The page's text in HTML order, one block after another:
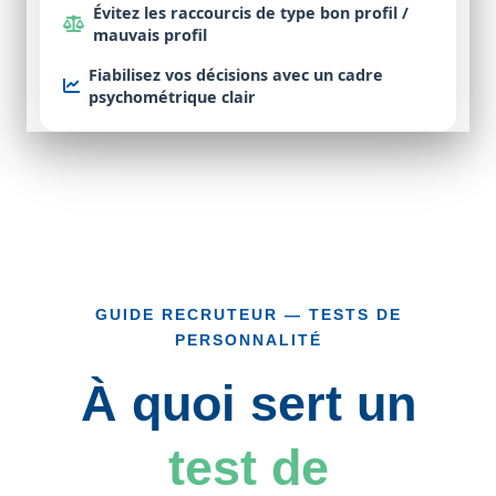
Évitez les raccourcis de type bon profil /
mauvais profil
Fiabilisez vos décisions avec un cadre
psychométrique clair
GUIDE RECRUTEUR — TESTS DE
PERSONNALITÉ
À quoi sert un
test de